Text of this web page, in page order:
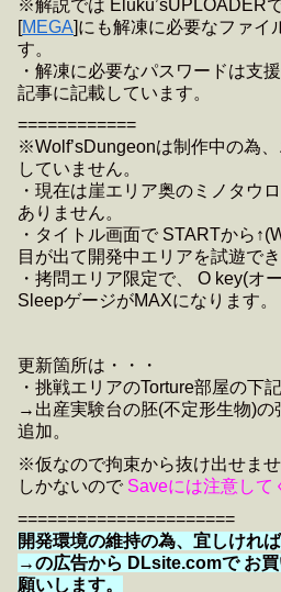
※解説では Eluku’sUPLOADER
[MEGA]にも解凍に必要なファイ
す。
・解凍に必要なパスワードは支
記事に記載しています。
============
※Wolf’sDungeonは制作中の為
していません。
・現在は崖エリア奥のミノタウ
ありません。
・タイトル画面で STARTから
目が出て開発中エリアを試遊でき
・拷問エリア限定で、 O key(オ
SleepゲージがMAXになります。
更新箇所は・・・
・挑戦エリアのTorture部屋の下
→出産実験台の胚(不定形生物)の
追加。
※仮なので拘束から抜け出せま
しかないので Saveには注意して
======================
開発環境の維持の為、宜しければ
→の広告から DLsite.comで お
願いします。